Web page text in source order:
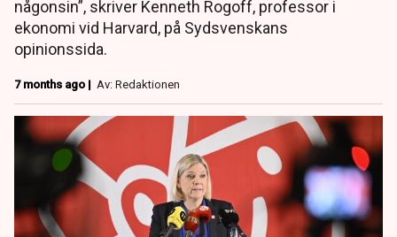
någonsin”, skriver Kenneth Rogoff, professor i
ekonomi vid Harvard, på Sydsvenskans
opinionssida.
7 months ago | Av: Redaktionen